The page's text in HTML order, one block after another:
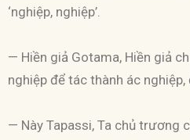
‘nghiệp, nghiệp’.
— Hiền giả Gotama, Hiền giả
nghiệp để tác thành ác
— Này Tapassi, Ta chủ trương